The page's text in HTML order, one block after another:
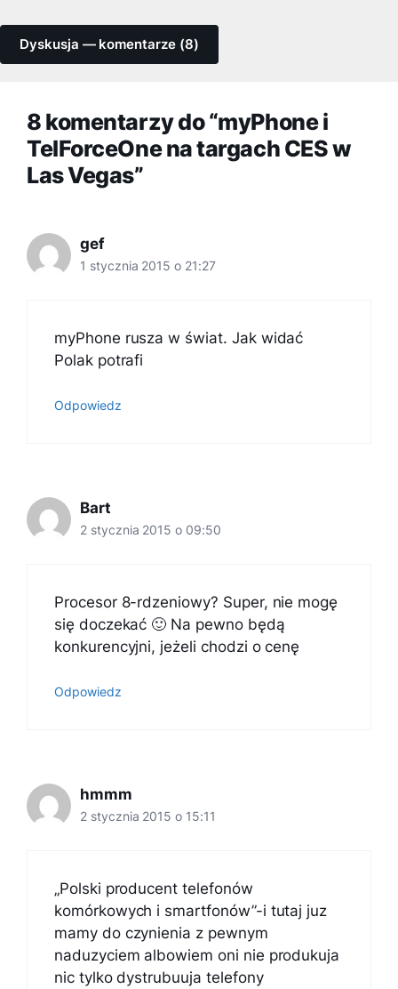
Dyskusja — komentarze (8)
8 komentarzy do “myPhone i
TelForceOne na targach CES w
Las Vegas”
gef
1 stycznia 2015 o 21:27
myPhone rusza w świat. Jak widać
Polak potrafi
Odpowiedz
Bart
2 stycznia 2015 o 09:50
Procesor 8-rdzeniowy? Super, nie mogę
się doczekać 🙂 Na pewno będą
konkurencyjni, jeżeli chodzi o cenę
Odpowiedz
hmmm
2 stycznia 2015 o 15:11
„Polski producent telefonów
komórkowych i smartfonów”-i tutaj juz
mamy do czynienia z pewnym
naduzyciem albowiem oni nie produkuja
nic tylko dystrubuuja telefony